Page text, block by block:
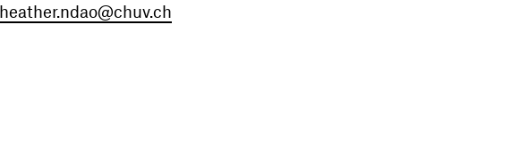
heather.ndao@chuv.ch
une nouvelle fenêtre)